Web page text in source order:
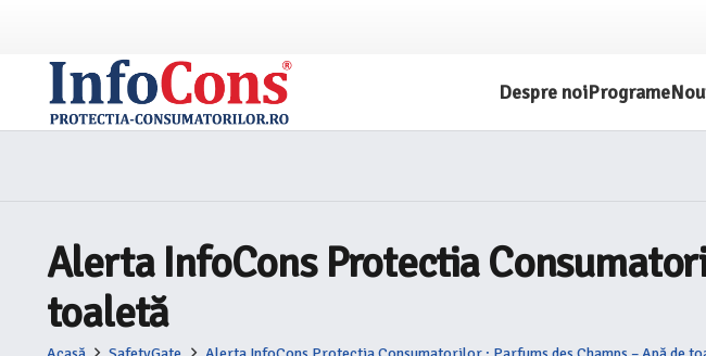
Despre noiPrograme
Alerta InfoCons Protectia
toaletă